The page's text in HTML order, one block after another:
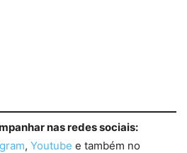
nas redes sociais:
, Youtube e também no